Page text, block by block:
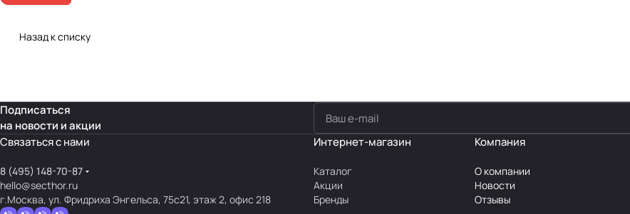
Назад к списку
Подписаться
на новости и акции
Связаться с нами
8 (495) 148-70-87
hello@secthor.ru
г.Москва, ул. Фридриха Энгельса, 75с21, этаж 2, офис 218
Интернет-магазин
Каталог
Акции
Бренды
Компания
О компании
Новости
Отзывы